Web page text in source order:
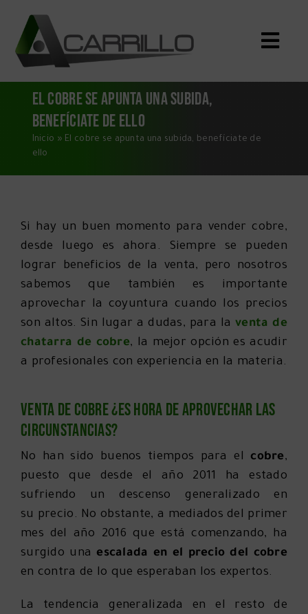
contenido
Toggle
Inicio
Qué Compramos
Servicios
Quiénes Somos
Dónde Estamos
CONTACTO
El cobre se apunta una subida,
benefíciate de ello
Inicio » El cobre se apunta una subida, benefíciate de
ello
Si hay un buen momento para vender cobre,
desde luego es ahora. Siempre se pueden
lograr beneficios de la venta, pero nosotros
sabemos que también es importante
aprovechar la coyuntura cuando los precios
son altos. Sin lugar a dudas, para laventa de
chatarra de cobre, la mejor opción es acudir
a profesionales con experiencia en la materia.
Venta de cobre ¿es hora de aprovechar las
circunstancias?
No han sido buenos tiempos para el cobre,
puesto que desde el año 2011 ha estado
sufriendo un descenso generalizado en
su precio. No obstante, a mediados del primer
mes del año 2016 que está comenzando, ha
surgido una escalada en el precio del cobre
en contra de lo que esperaban los expertos.
La tendencia generalizada en el resto de